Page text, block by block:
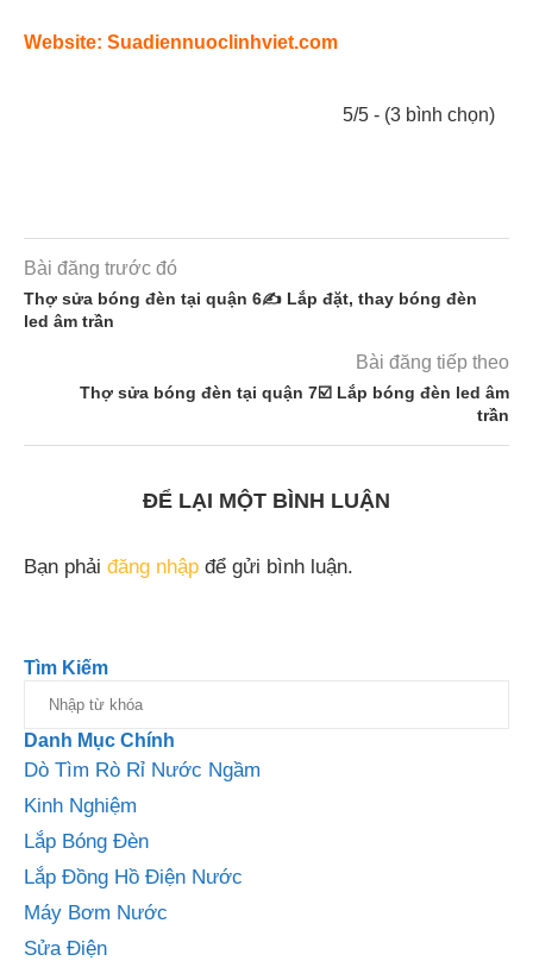
Website: Suadiennuoclinhviet.com
5/5 - (3 bình chọn)
Bài đăng trước đó
Thợ sửa bóng đèn tại quận 6✍️ Lắp đặt, thay bóng đèn
led âm trần
Bài đăng tiếp theo
Thợ sửa bóng đèn tại quận 7☑️ Lắp bóng đèn led âm
trần
ĐỂ LẠI MỘT BÌNH LUẬN
Bạn phải đăng nhập để gửi bình luận.
Tìm Kiếm
Danh Mục Chính
Dò Tìm Rò Rỉ Nước Ngầm
Kinh Nghiệm
Lắp Bóng Đèn
Lắp Đồng Hồ Điện Nước
Máy Bơm Nước
Sửa Điện